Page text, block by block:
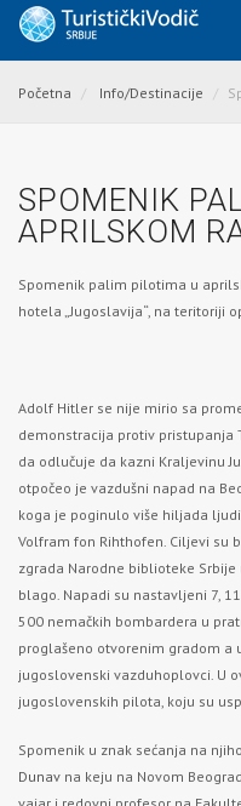
Početna Info/Destinacije
SPOMENIK
APRILSKOM
Spomenik palim pilotima u
hotela „Jugoslavija“, na teritoriji
Adolf Hitler se nije mirio sa
demonstracija protiv pristupanja
da odlučuje da kazni Kraljevinu
otpočeo je vazdušni napad na
koga je poginulo više hiljada
Volfram fon Rihthofen. Ciljevi su
zgrada Narodne biblioteke
blago. Napadi su nastavljeni 7,
500 nemačkih bombardera u
proglašeno otvorenim gradom a
jugoslovenski vazduhoplovci. U
jugoslovenskih pilota, koju su
Spomenik u znak sećanja na
Dunav na keju na Novom